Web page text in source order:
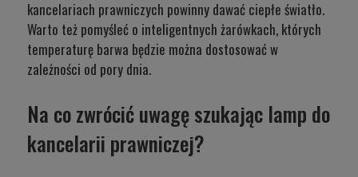
kancelariach prawniczych powinny dawać ciepłe światło.
Warto też pomyśleć o inteligentnych żarówkach, których
temperaturę barwa będzie można dostosować w
zależności od pory dnia.
Na co zwrócić uwagę szukając lamp do
kancelarii prawniczej?